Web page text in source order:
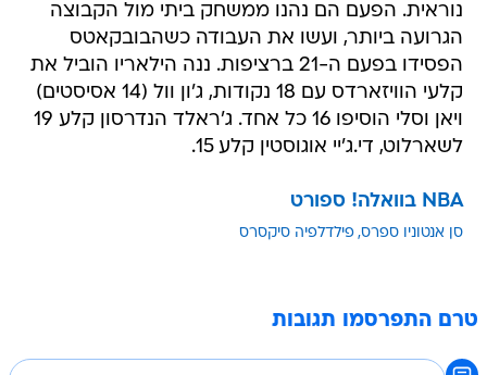
נוראית. הפעם הם נהנו ממשחק ביתי מול הקבוצה
הגרועה ביותר, ועשו את העבודה כשהבובקאטס
הפסידו בפעם ה-21 ברציפות. ננה הילאריו הוביל את
קלעי הוויזארדס עם 18 נקודות, ג'ון וול (14 אסיסטים)
ויאן וסלי הוסיפו 16 כל אחד. ג'ראלד הנדרסון קלע 19
לשארלוט, די.ג'יי אוגוסטין קלע 15.
NBA בוואלה! ספורט
סן אנטוניו ספרס פילדלפיה סיקסרס
טרם התפרסמו תגובות